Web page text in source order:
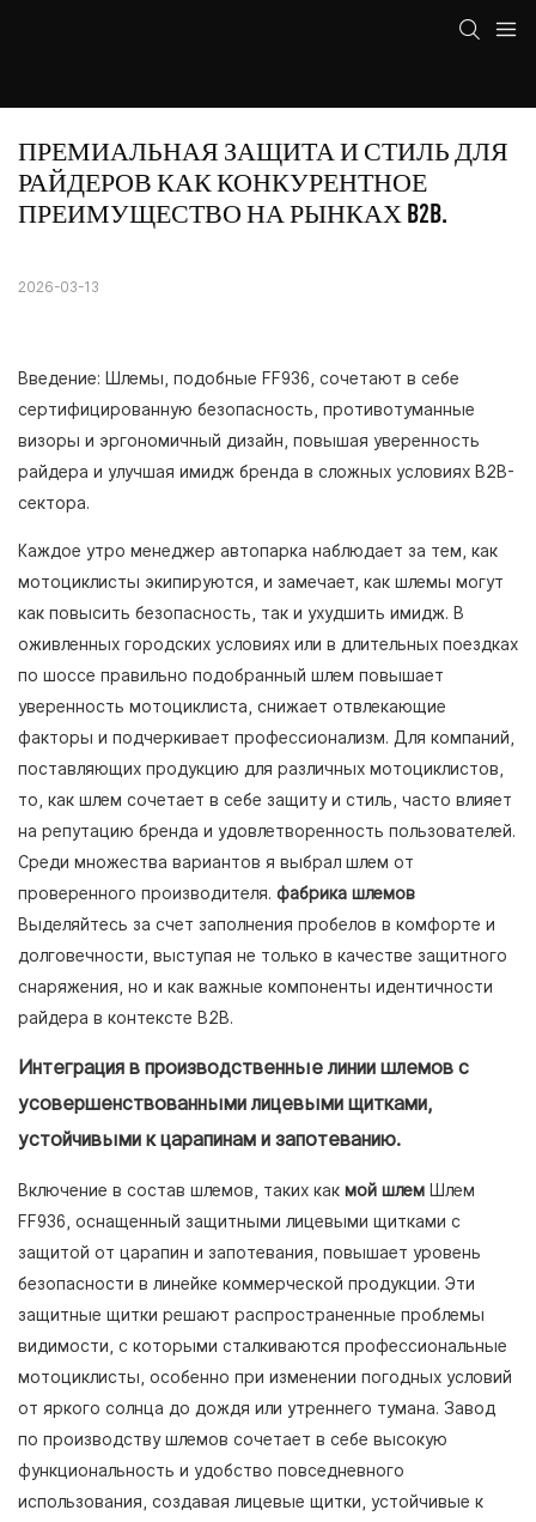
ПРЕМИАЛЬНАЯ ЗАЩИТА И СТИЛЬ ДЛЯ
РАЙДЕРОВ КАК КОНКУРЕНТНОЕ
ПРЕИМУЩЕСТВО НА РЫНКАХ B2B.
2026-03-13
Введение: Шлемы, подобные FF936, сочетают в себе
сертифицированную безопасность, противотуманные
визоры и эргономичный дизайн, повышая уверенность
райдера и улучшая имидж бренда в сложных условиях B2B-
сектора.
Каждое утро менеджер автопарка наблюдает за тем, как
мотоциклисты экипируются, и замечает, как шлемы могут
как повысить безопасность, так и ухудшить имидж. В
оживленных городских условиях или в длительных поездках
по шоссе правильно подобранный шлем повышает
уверенность мотоциклиста, снижает отвлекающие
факторы и подчеркивает профессионализм. Для компаний,
поставляющих продукцию для различных мотоциклистов,
то, как шлем сочетает в себе защиту и стиль, часто влияет
на репутацию бренда и удовлетворенность пользователей.
Среди множества вариантов я выбрал шлем от
проверенного производителя. фабрика шлемов
Выделяйтесь за счет заполнения пробелов в комфорте и
долговечности, выступая не только в качестве защитного
снаряжения, но и как важные компоненты идентичности
райдера в контексте B2B.
Интеграция в производственные линии шлемов с
усовершенствованными лицевыми щитками,
устойчивыми к царапинам и запотеванию.
Включение в состав шлемов, таких как мой шлем Шлем
FF936, оснащенный защитными лицевыми щитками с
защитой от царапин и запотевания, повышает уровень
безопасности в линейке коммерческой продукции. Эти
защитные щитки решают распространенные проблемы
видимости, с которыми сталкиваются профессиональные
мотоциклисты, особенно при изменении погодных условий
от яркого солнца до дождя или утреннего тумана. Завод
по производству шлемов сочетает в себе высокую
функциональность и удобство повседневного
использования, создавая лицевые щитки, устойчивые к